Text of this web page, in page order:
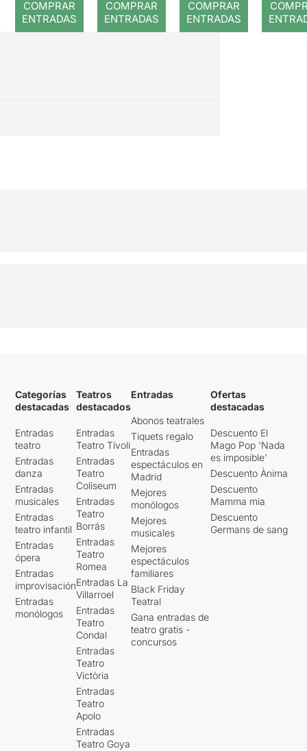
COMPRAR
ENTRADAS
COMPRAR
ENTRADAS
COMPRAR
ENTRADAS
Categorías
destacadas
Entradas
teatro
Entradas
danza
Entradas
musicales
Entradas
teatro infantil
Entradas
ópera
Entradas
improvisación
Entradas
monólogos
Teatros
destacados
Entradas
Teatro Tívoli
Entradas
Teatro
Coliseum
Entradas
Teatro
Borrás
Entradas
Teatro
Romea
Entradas La
Villarroel
Entradas
Teatro
Condal
Entradas
Teatro
Victòria
Entradas
Teatro
Apolo
Entradas
Teatro Goya
Entradas
Abonos teatrales
Tiquets regalo
Entradas
espectáculos en
Madrid
Mejores
monólogos
Mejores
musicales
Mejores
espectáculos
familiares
Black Friday
Teatral
Gana entradas de
teatro gratis -
concursos
Ofertas
destacadas
Descuento El
Mago Pop 'Nada
es imposible'
Descuento Ànima
Descuento
Mamma mia
Descuento
Germans de sang